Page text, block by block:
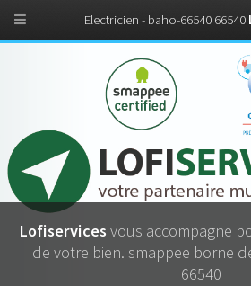
Lofiservices vous accompagne
de votre bien. smappee borne
66540
Electricien - baho-66540 66540